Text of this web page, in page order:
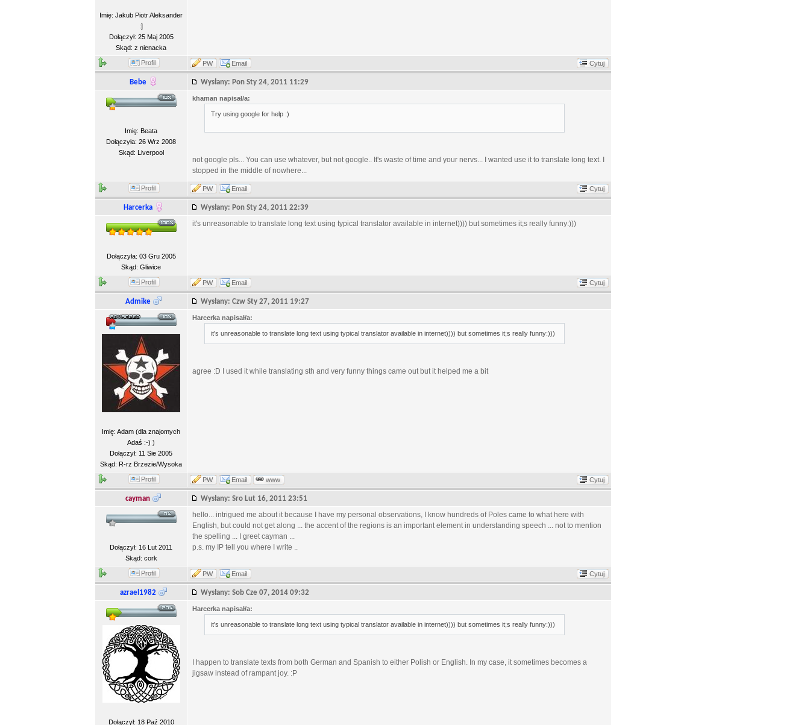
Imię: Jakub Piotr Aleksander
:]
Dołączył: 25 Maj 2005
Skąd: z nienacka
Profil PW Email Cytuj
Bebe Wysłany: Pon Sty 24, 2011 11:29
Imię: Beata
Dołączyła: 26 Wrz 2008
Skąd: Liverpool
khaman napisał/a:
Try using google for help :)
not google pls... You can use whatever, but not google.. It's waste of time and your nervs... I wanted use it to translate long text. I
stopped in the middle of nowhere...
Profil PW Email Cytuj
Harcerka Wysłany: Pon Sty 24, 2011 22:39
Dołączyła: 03 Gru 2005
Skąd: Gliwice
it's unreasonable to translate long text using typical translator available in internet)))) but sometimes it;s really funny:)))
Profil PW Email Cytuj
Admike Wysłany: Czw Sty 27, 2011 19:27
Imię: Adam (dla znajomych
Adaś :-) )
Dołączył: 11 Sie 2005
Skąd: R-rz Brzezie/Wysoka
Harcerka napisał/a:
it's unreasonable to translate long text using typical translator available in internet)))) but sometimes it;s really funny:)))
agree :D I used it while translating sth and very funny things came out but it helped me a bit
Profil PW Email www Cytuj
cayman Wysłany: Sro Lut 16, 2011 23:51
Dołączył: 16 Lut 2011
Skąd: cork
hello... intrigued me about it because I have my personal observations, I know hundreds of Poles came to what here with
English, but could not get along ... the accent of the regions is an important element in understanding speech ... not to mention
the spelling ... I greet cayman ...
p.s. my IP tell you where I write ..
Profil PW Email Cytuj
azrael1982 Wysłany: Sob Cze 07, 2014 09:32
Dołączył: 18 Paź 2010
Harcerka napisał/a:
it's unreasonable to translate long text using typical translator available in internet)))) but sometimes it;s really funny:)))
I happen to translate texts from both German and Spanish to either Polish or English. In my case, it sometimes becomes a
jigsaw instead of rampant joy. :P